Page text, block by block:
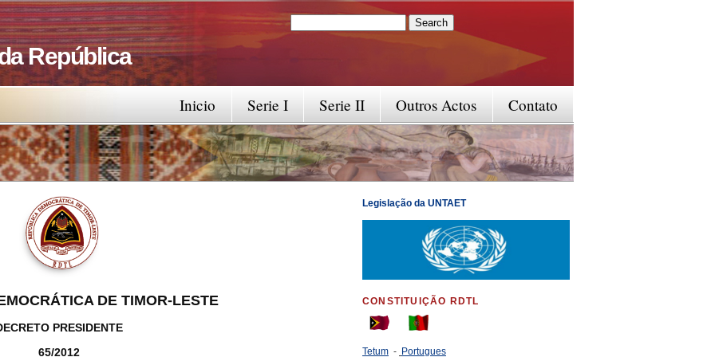
República
Search form
Contato
Outros Actos
Serie II
Serie I
Inicio
DE TIMOR-LESTE
PRESIDENTE
65/2012
Legislação da UNTAET
CONSTITUIÇÃO RDTL
Tetum - Portugues